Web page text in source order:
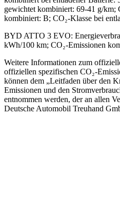
gewichtet kombiniert: 69-41 g/km;
kombiniert: B; CO₂-Klasse bei
BYD ATTO 3 EVO:
kWh/100 km; CO₂-Emissionen
Weitere Informationen zum
offiziellen spezifischen CO₂-
können dem „Leitfaden über den
Emissionen und den
entnommen werden, der an allen
Deutsche Automobil Treuhand